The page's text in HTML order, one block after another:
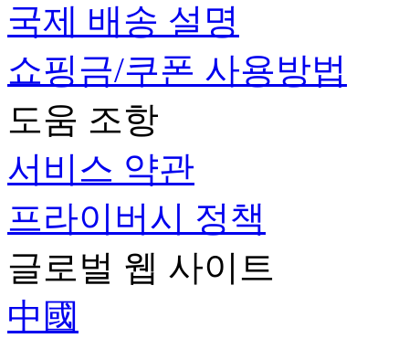
국제 배송 설명
쇼핑금/쿠폰 사용방법
도움 조항
서비스 약관
프라이버시 정책
글로벌 웹 사이트
中國